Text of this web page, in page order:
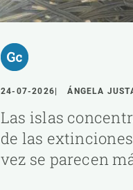
24-07-2026 ÁNGELA
Las islas
de las
vez se parecen